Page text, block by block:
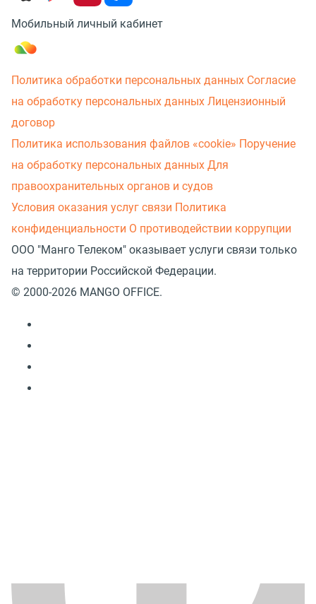
Мобильный личный кабинет
Политика обработки персональных данных Согласие
на обработку персональных данных Лицензионный
договор
Политика использования файлов «cookie» Поручение
на обработку персональных данных Для
правоохранительных органов и судов
Условия оказания услуг связи Политика
конфиденциальности О противодействии коррупции
ООО "Манго Телеком" оказывает услуги связи только
на территории Российской Федерации.
© 2000-2026 MANGO OFFICE.